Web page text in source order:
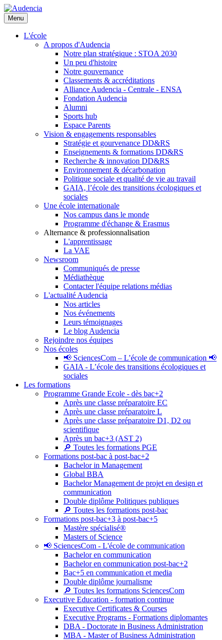
Aller
au
contenu
principal
Menu
L'école
A propos d'Audencia
Notre plan stratégique : STOA 2030
Un peu d'histoire
Notre gouvernance
Classements & accréditations
Alliance Audencia - Centrale - ENSA
Fondation Audencia
Alumni
Sports hub
Espace Parents
Vision & engagements responsables
Stratégie et gourvenance DD&RS
Enseignements & formations DD&RS
Recherche & innovation DD&RS
Environnement & décarbonation
Politique sociale et qualité de vie au travail
GAIA, l’école des transitions écologiques et
sociales
Une école internationale
Nos campus dans le monde
Programme d'échange & Erasmus
Alternance & professionnalisation
L'apprentissage
La VAE
Newsroom
Communiqués de presse
Médiathèque
Contacter l'équipe relations médias
L'actualité Audencia
Nos articles
Nos événements
Leurs témoignages
Le blog Audencia
Rejoindre nos équipes
Nos écoles
📢 SciencesCom – L’école de communication 📢
GAIA - L’école des transitions écologiques et
sociales
Les formations
Programme Grande Ecole - dès bac+2
Après une classe préparatoire EC
Après une classe préparatoire L
Après une classe préparatoire D1, D2 ou
scientifique
Après un bac+3 (AST 2)
🔎 Toutes les formations PGE
Formations post-bac à post-bac+2
Bachelor in Management
Global BBA
Bachelor Management de projet en design et
communication
Double diplôme Politiques publiques
🔎 Toutes les formations post-bac
Formations post-bac+3 à post-bac+5
Mastère spécialisé®
Masters of Science
📢 SciencesCom - L'école de communication
Bachelor en communication
Bachelor en communication post-bac+2
Bac+5 en communication et media
Double diplôme journalisme
🔎 Toutes les formations SciencesCom
Executive Education - formation continue
Executive Certificates & Courses
Executive Programs - Formations diplomantes
DBA - Doctorate in Business Administration
MBA - Master of Business Administration